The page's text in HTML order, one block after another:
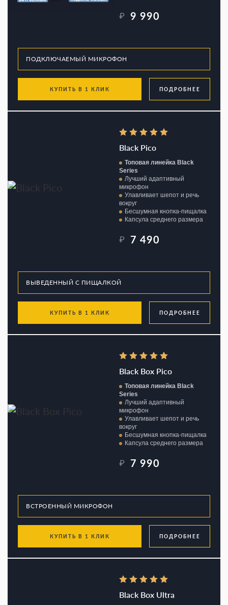
₽ 9 990
КУПИТЬ В 1 КЛИК ПОДРОБНЕЕ
Black Pico
Топовая линейка Black
Series
Лучший адаптивный
микрофон
Улавливает шепот и речь
вокруг
Бесшумная кнопка-пищалка
Капсула среднего размера
₽ 7 490
КУПИТЬ В 1 КЛИК ПОДРОБНЕЕ
Black Box Pico
Топовая линейка Black
Series
Лучший адаптивный
микрофон
Улавливает шепот и речь
вокруг
Бесшумная кнопка-пищалка
Капсула среднего размера
₽ 7 990
КУПИТЬ В 1 КЛИК ПОДРОБНЕЕ
Black Box Ultra